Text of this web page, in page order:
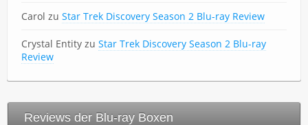
Carol zu Star Trek Discovery Season 2 Blu-ray Review
Crystal Entity zu Star Trek Discovery Season 2 Blu-ray
Review
Reviews der Blu-ray Boxen